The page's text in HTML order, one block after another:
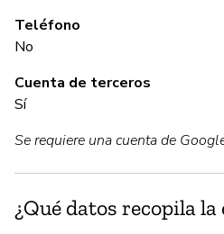
Teléfono
No
Cuenta de terceros
Sí
Se requiere una cuenta de
¿Qué datos recopila la